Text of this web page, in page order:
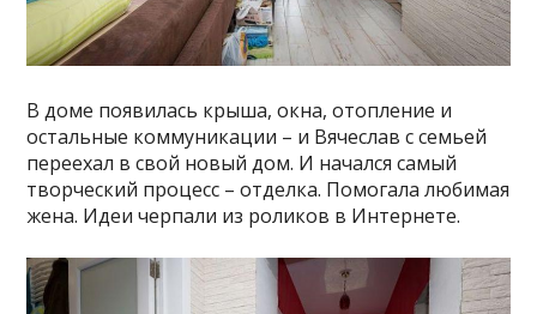
В доме появилась крыша, окна, отопление и
остальные коммуникации – и Вячеслав с семьей
переехал в свой новый дом. И начался самый
творческий процесс – отделка. Помогала любимая
жена. Идеи черпали из роликов в Интернете.